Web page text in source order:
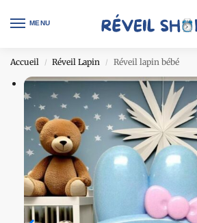
MENU
Accueil / Réveil Lapin / Réveil lapin bébé